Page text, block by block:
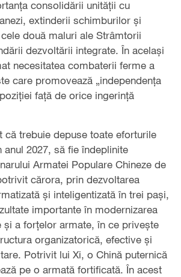
consolidării unității cu
extinderii schimburilor și
două maluri ale Strâmtorii
dezvoltării integrate. În același
necesitatea combaterii ferme a
care promovează „independența
față de orice ingerință
că trebuie depuse toate eforturile
anul 2027, să fie îndeplinite
Armatei Populare Chineze de
cărora, prin dezvoltarea
și inteligentizată în trei pași,
importante în modernizarea
și a forțelor armate, în ce privește
organizatorică, efective și
Potrivit lui Xi, o Chină puternică
pe o armată fortificată. În acest